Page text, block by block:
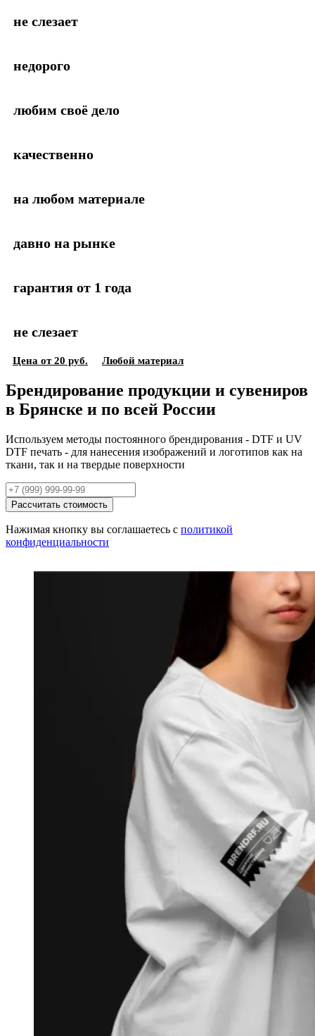
не слезает
недорого
любим своё дело
качественно
на любом материале
давно на рынке
гарантия от 1 года
не слезает
Цена от 20 руб. Любой материал
Брендирование продукции и сувениров
в Брянске и по всей России
Используем методы постоянного брендирования - DTF и UV
DTF печать - для нанесения изображений и логотипов как на
ткани, так и на твердые поверхности
Рассчитать стоимость
Нажимая кнопку вы соглашаетесь с политикой
конфиденциальности